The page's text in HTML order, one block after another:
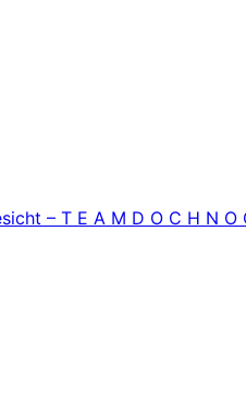
– T E A M D O C H N O